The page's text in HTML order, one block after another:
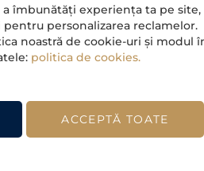
îmbunătăți experiența ta pe site,
personalizarea reclamelor.
noastră de cookie-uri și modul
politica de cookies.
ACCEPTĂ TOATE